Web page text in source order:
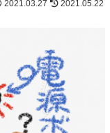
2021.03.27 2021.05.22